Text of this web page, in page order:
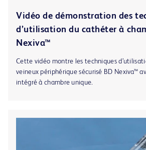
Vidéo de démonstration des
d’utilisation du cathéter à
Nexiva™
Cette vidéo montre les techniques
veineux périphérique sécurisé BD Nexiva™
intégré à chambre unique.